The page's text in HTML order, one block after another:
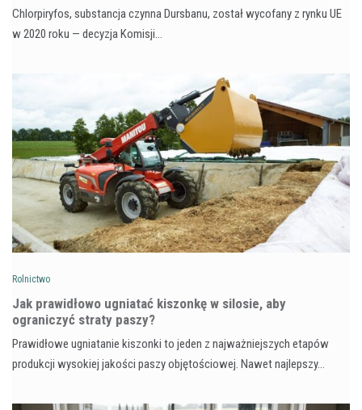
Chlorpiryfos, substancja czynna Dursbanu, został wycofany z rynku UE
w 2020 roku — decyzja Komisji…
Rolnictwo
Jak prawidłowo ugniatać kiszonkę w silosie, aby
ograniczyć straty paszy?
Prawidłowe ugniatanie kiszonki to jeden z najważniejszych etapów
produkcji wysokiej jakości paszy objętościowej. Nawet najlepszy…